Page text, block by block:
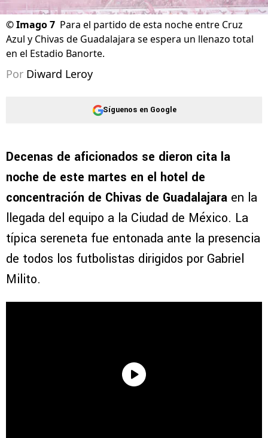
©Imago 7 Para el partido de esta noche entre Cruz
Azul y Chivas de Guadalajara se espera un llenazo total
en el Estadio Banorte.
Por Diward Leroy
Síguenos en Google
Decenas de aficionados se dieron cita la
noche de este martes en el hotel de
concentración de Chivas de Guadalajara en la
llegada del equipo a la Ciudad de México. La
típica sereneta fue entonada ante la presencia
de todos los futbolistas dirigidos por Gabriel
Milito.